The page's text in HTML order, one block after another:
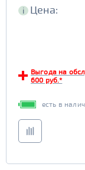
i Цена:
Выгода на
600 руб.*
есть в